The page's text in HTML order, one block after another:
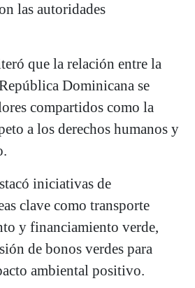
las autoridades
que la relación entre la
Dominicana se
compartidos como la
a los derechos humanos y
iniciativas de
clave como transporte
y financiamiento verde,
de bonos verdes para
ambiental positivo.